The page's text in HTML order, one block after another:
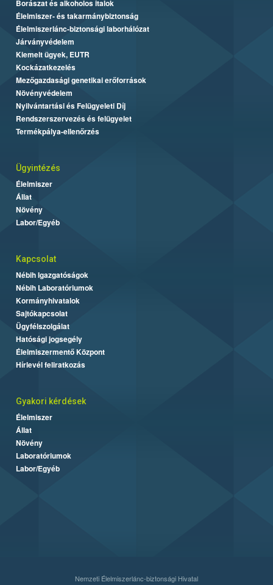
Borászat és alkoholos italok
Élelmiszer- és takarmánybiztonság
Élelmiszerlánc-biztonsági laborhálózat
Járványvédelem
Kiemelt ügyek, EUTR
Kockázatkezelés
Mezőgazdasági genetikai erőforrások
Növényvédelem
Nyilvántartási és Felügyeleti Díj
Rendszerszervezés és felügyelet
Termékpálya-ellenőrzés
Ügyintézés
Élelmiszer
Állat
Növény
Labor/Egyéb
Kapcsolat
Nébih Igazgatóságok
Nébih Laboratóriumok
Kormányhivatalok
Sajtókapcsolat
Ügyfélszolgálat
Hatósági jogsegély
Élelmiszermentő Központ
Hírlevél feliratkozás
Gyakori kérdések
Élelmiszer
Állat
Növény
Laboratóriumok
Labor/Egyéb
Nemzeti Élelmiszerlánc-biztonsági Hivatal